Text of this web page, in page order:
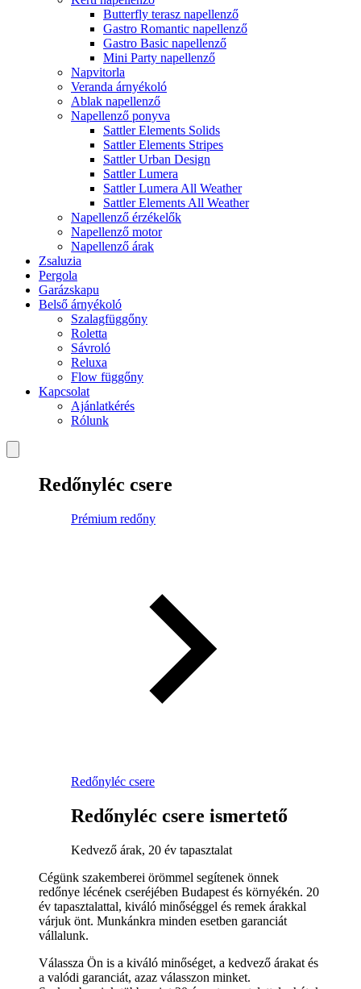
Butterfly terasz napellenző
Gastro Romantic napellenző
Gastro Basic napellenző
Mini Party napellenző
Napvitorla
Veranda árnyékoló
Ablak napellenző
Napellenző ponyva
Sattler Elements Solids
Sattler Elements Stripes
Sattler Urban Design
Sattler Lumera
Sattler Lumera All Weather
Sattler Elements All Weather
Napellenző érzékelők
Napellenző motor
Napellenző árak
Zsaluzia
Pergola
Garázskapu
Belső árnyékoló
Szalagfüggőny
Roletta
Sávroló
Reluxa
Flow függőny
Kapcsolat
Ajánlatkérés
Rólunk
Redőnyléc csere
Prémium redőny
Redőnyléc csere
Redőnyléc csere ismertető
Kedvező árak, 20 év tapasztalat
Cégünk szakemberei örömmel segítenek önnek
redőnye lécének cseréjében Budapest és környékén. 20
év tapasztalattal, kiváló minőséggel és remek árakkal
várjuk önt. Munkánkra minden esetben garanciát
vállalunk.
Válassza Ön is a kiváló minőséget, a kedvező árakat és
a valódi garanciát, azaz válasszon minket.